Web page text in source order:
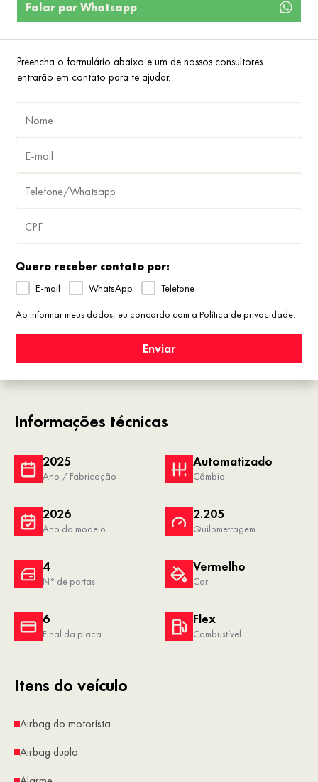
Falar por Whatsapp
Preencha o formulário abaixo e um de nossos consultores
entrarão em contato para te ajudar.
Quero receber contato por:
E-mail WhatsApp Telefone
Ao informar meus dados, eu concordo com a Política de privacidade.
Enviar
Informações técnicas
2025
Ano / Fabricação
Automatizado
Câmbio
4
N° de portas
Vermelho
Cor
2026
Ano do modelo
2.205
Quilometragem
6
Final da placa
Flex
Combustível
Itens do veículo
Airbag do motorista
Airbag duplo